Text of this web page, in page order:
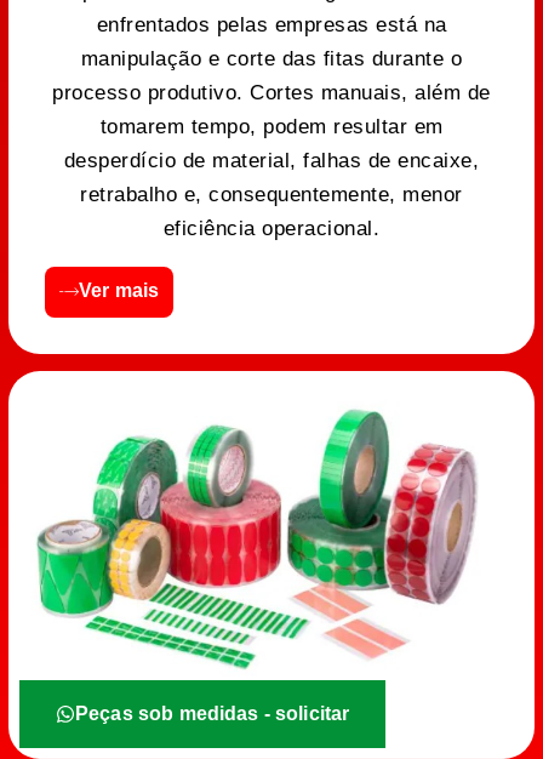
enfrentados pelas empresas está na
manipulação e corte das fitas durante o
processo produtivo. Cortes manuais, além de
tomarem tempo, podem resultar em
desperdício de material, falhas de encaixe,
retrabalho e, consequentemente, menor
eficiência operacional.
Ver mais
Peças sob medidas - solicitar